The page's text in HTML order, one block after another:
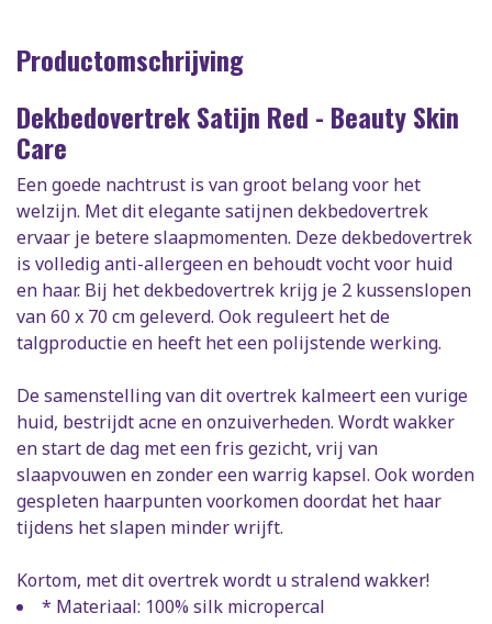
Productomschrijving
Dekbedovertrek Satijn Red - Beauty Skin
Care
Een goede nachtrust is van groot belang voor het
welzijn. Met dit elegante satijnen dekbedovertrek
ervaar je betere slaapmomenten. Deze dekbedovertrek
is volledig anti-allergeen en behoudt vocht voor huid
en haar. Bij het dekbedovertrek krijg je 2 kussenslopen
van 60 x 70 cm geleverd. Ook reguleert het de
talgproductie en heeft het een polijstende werking.
De samenstelling van dit overtrek kalmeert een vurige
huid, bestrijdt acne en onzuiverheden. Wordt wakker
en start de dag met een fris gezicht, vrij van
slaapvouwen en zonder een warrig kapsel. Ook worden
gespleten haarpunten voorkomen doordat het haar
tijdens het slapen minder wrijft.
Kortom, met dit overtrek wordt u stralend wakker!
* Materiaal: 100% silk micropercal